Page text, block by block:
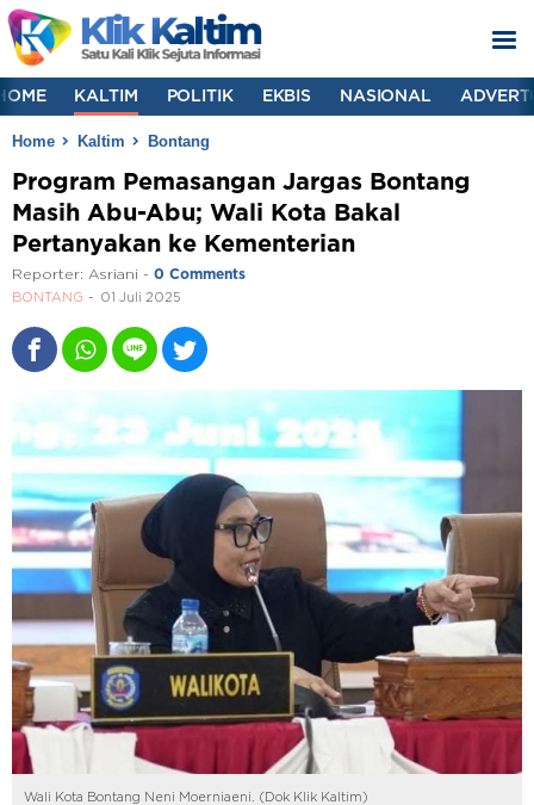
KALTIM POLITIK EKBIS NASIONAL
Home Kaltim Bontang
Program Pemasangan Jargas Bontang
Masih Abu-Abu; Wali Kota Bakal
Pertanyakan ke Kementerian
Reporter: Asriani - 0 Comments
BONTANG 01 Juli 2025
Wali Kota Bontang Neni Moerniaeni. (Dok Klik Kaltim)